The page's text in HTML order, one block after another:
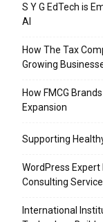
S Y G EdTech is
AI
How The Tax
Growing
How FMCG
Expansion
Supporting
WordPress
Consulting
International